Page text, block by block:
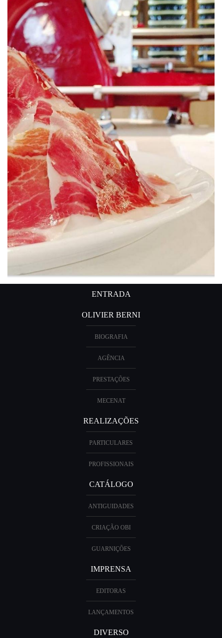
ENTRADA
OLIVIER BERNI
BIOGRAFIA
AGÊNCIA
PRESTAÇÕES
MECENAT
REALIZAÇÕES
PARTICULARES
PROFISSIONAIS
CATÁLOGO
ANTIGUIDADES
CRIAÇÃO OBI
GUARNIÇÕES
IMPRENSA
EDITORAS
LANÇAMENTOS
DIVERSO